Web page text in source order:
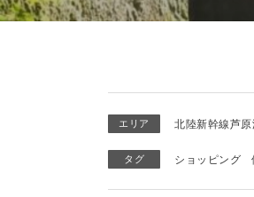
エリア 北陸新幹線芦
タグ ショッピング